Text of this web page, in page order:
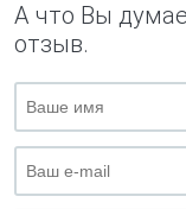
А что Вы
отзыв.